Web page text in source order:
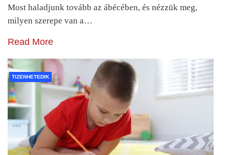
Most haladjunk tovább az ábécében, és nézzük meg,
milyen szerepe van a…
Read More
TIZENHETEDIK